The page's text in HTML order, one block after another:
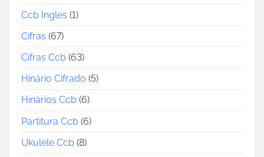
Ccb Ingles (1)
Cifras (67)
Cifras Ccb (63)
Hinário Cifrado (5)
Hinários Ccb (6)
Partitura Ccb (6)
Ukulele Ccb (8)